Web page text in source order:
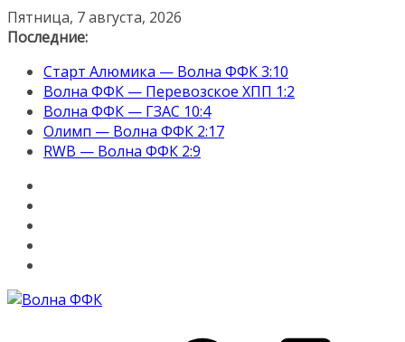
Перейти
к
Пятница, 7 августа, 2026
Последние:
Старт Алюмика — Волна ФФК 3:10
Волна ФФК — Перевозское ХПП 1:2
Волна ФФК — ГЗАС 10:4
Олимп — Волна ФФК 2:17
RWB — Волна ФФК 2:9